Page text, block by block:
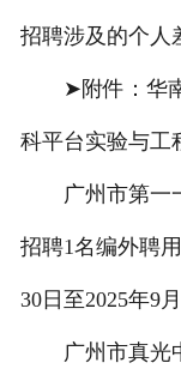
招聘涉及的个人
➤附件：华南
科平台实验与工
广州市第一一
招聘1名编外聘
30日至2025年9
广州市真光中